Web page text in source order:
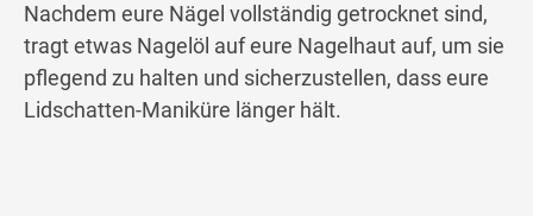
Nachdem eure Nägel vollständig getrocknet sind,
tragt etwas Nagelöl auf eure Nagelhaut auf, um sie
pflegend zu halten und sicherzustellen, dass eure
Lidschatten-Maniküre länger hält.